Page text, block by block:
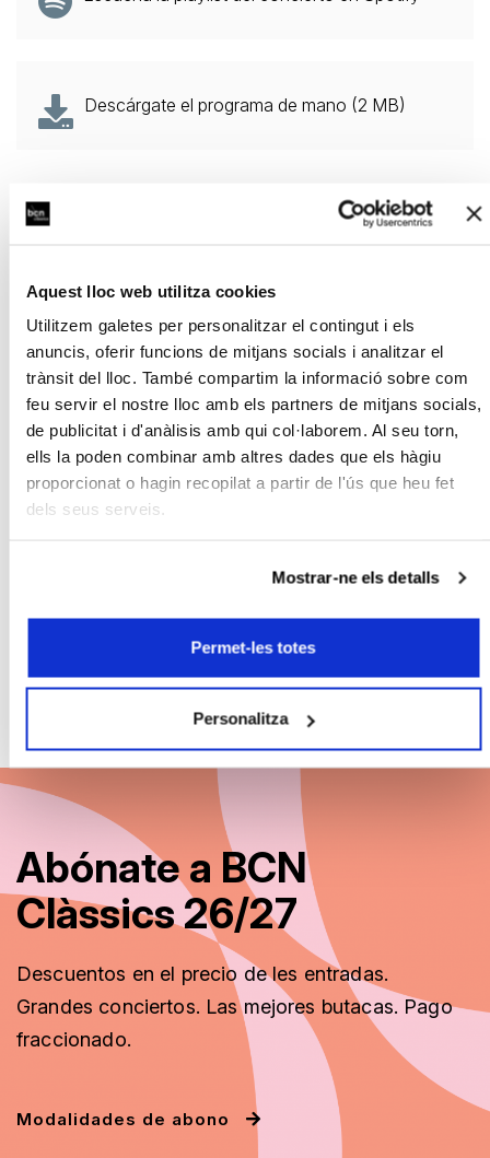
Aquest lloc web utilitza cookies
Utilitzem galetes per personalitzar el contingut i els
anuncis, oferir funcions de mitjans socials i analitzar el
trànsit del lloc. També compartim la informació sobre com
feu servir el nostre lloc amb els partners de mitjans socials,
de publicitat i d'anàlisis amb qui col·laborem. Al seu torn,
ells la poden combinar amb altres dades que els hàgiu
proporcionat o hagin recopilat a partir de l'ús que heu fet
dels seus serveis.
Mostrar-ne els detalls
Permet-les totes
Personalitza
Descárgate el programa de mano (2 MB)
Ventajas exclusivas para abonados
Condiciones, devoluciones y cambios
Con la colaboración de:
Abónate a BCN
Clàssics 26/27
Descuentos en el precio de les entradas.
Grandes conciertos. Las mejores butacas. Pago
fraccionado.
Modalidades de abono